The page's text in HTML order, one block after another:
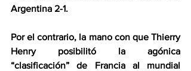
Argentina 2-1.
Por el contrario, la mano con que Thierry
Henry posibilitó la agónica
“clasificación” de Francia al mundial